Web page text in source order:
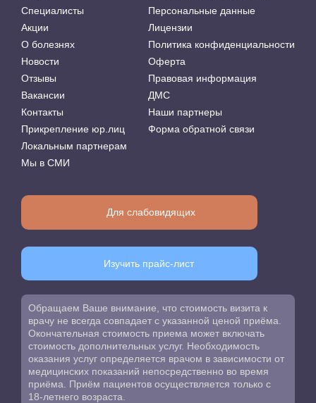
Специалисты
Акции
О болезнях
Новости
Отзывы
Вакансии
Контакты
Прикрепление юр.лиц
Локальным партнерам
Мы в СМИ
Персональные данные
Лицензии
Политика конфиденциальности
Оферта
Правовая информация
ДМС
Наши партнеры
Форма обратной связи
Для слабовидящих
Изучить прайс-лист
Обращаем Ваше внимание, что стоимость визита к
врачу не всегда совпадает с указанной ценой приёма.
Окончательная стоимость приема может включать
стоимость дополнительных услуг. Необходимость
оказания услуг определяется врачом в зависимости от
медицинских показаний непосредственно во время
приёма. Приём пациентов осуществляется только с
18-летнего возраста.